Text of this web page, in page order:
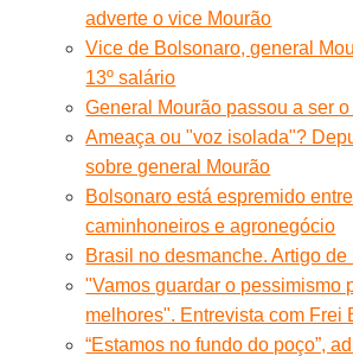
adverte o vice Mourão
Vice de Bolsonaro, general
13º salário
General Mourão passou a ser
Ameaça ou "voz isolada"?
sobre general Mourão
Bolsonaro está espremido
caminhoneiros e agronegócio
Brasil no desmanche. Artigo
"Vamos guardar o pessimismo
melhores". Entrevista com Frei
“Estamos no fundo do poço”,